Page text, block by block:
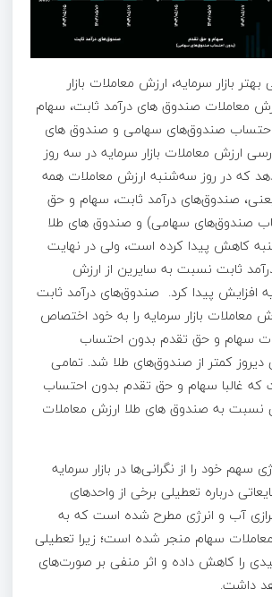
بهتر بازار سرمایه، ارزش معاملات بازار
معاملات صندوق های درآمد ثابت، سهام
صندوق‌های سهامی و صندوق های
ارزش معاملات بازار سرمایه در سه روز
که در روز سه‌شنبه ارزش معاملات همه
یعنی، صندوق‌های درآمد ثابت، سهام و حق
صندوق‌های سهامی) و صندوق های طلا
کاهش پیدا کرده است، ولی در نهایت
ثابت نسبت به سایرین از ارزش
افزایش پیدا کرد. صندوق‌های درآمد ثابت
ارزش معاملات بازار سرمایه را به خود اختصاص
سهام و‌ حق تقدم بدون احتساب
کمتر از صندوق‌های طلا شد. تمامی
که غالبا سهام و حق تقدم بدون احتساب
به صندوق های طلا ارزش معاملات
سهم خود را از نگرانی‌ها در بازار سرمایه
درباره تعطیلی برخی از واحد‌های
آب و انرژی مطرح شده است که به
سهام منجر شده است؛ زیرا تعطیلی
را کاهش داده و اثر منفی بر صورت‌های
داشت.